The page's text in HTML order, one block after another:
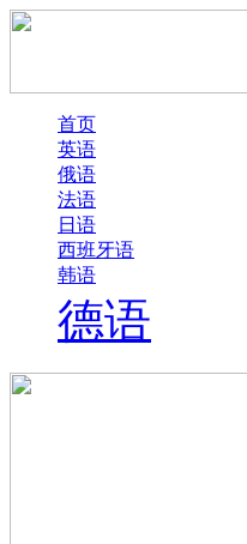
首页
英语
俄语
法语
日语
西班牙语
韩语
德语